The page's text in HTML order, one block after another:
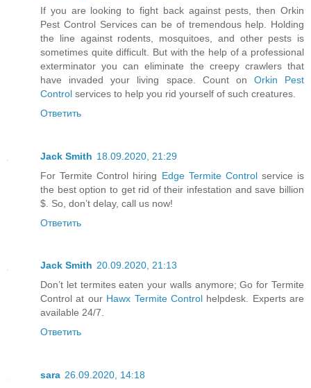
If you are looking to fight back against pests, then Orkin
Pest Control Services can be of tremendous help. Holding
the line against rodents, mosquitoes, and other pests is
sometimes quite difficult. But with the help of a professional
exterminator you can eliminate the creepy crawlers that
have invaded your living space. Count on Orkin Pest
Control services to help you rid yourself of such creatures.
Ответить
Jack Smith 18.09.2020, 21:29
For Termite Control hiring Edge Termite Controlservice is
the best option to get rid of their infestation and save billion
$. So, don’t delay, call us now!
Ответить
Jack Smith 20.09.2020, 21:13
Don’t let termites eaten your walls anymore; Go for Termite
Control at our Hawx Termite Controlhelpdesk. Experts are
available 24/7.
Ответить
sara 26.09.2020, 14:18